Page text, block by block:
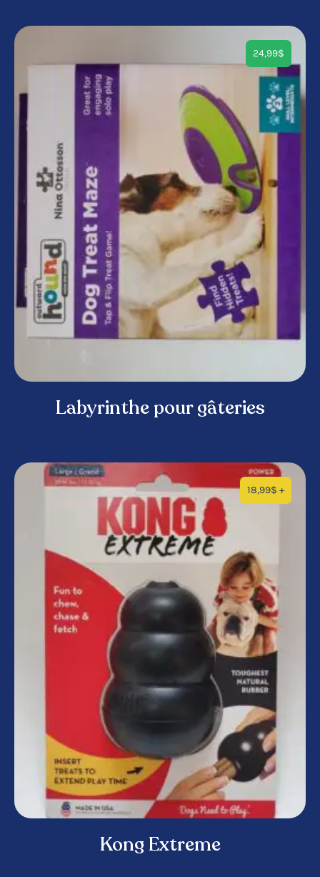
24,99$
Labyrinthe pour gâteries
18,99$ +
Kong Extreme